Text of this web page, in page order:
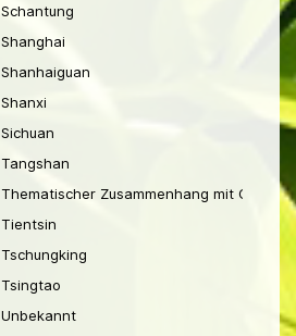
Schantung
Shanghai
Shanhaiguan
Shanxi
Sichuan
Tangshan
Thematischer Zusammenhang mit China
Tientsin
Tschungking
Tsingtao
Unbekannt